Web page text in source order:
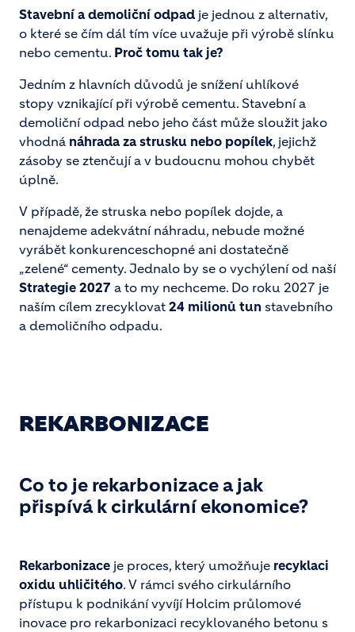
Stavební a demoliční odpad je jednou z alternativ,
o které se čím dál tím více uvažuje při výrobě slínku
nebo cementu. Proč tomu tak je?
Jedním z hlavních důvodů je snížení uhlíkové
stopy vznikající při výrobě cementu. Stavební a
demoliční odpad nebo jeho část může sloužit jako
vhodná náhrada za strusku nebo popílek, jejichž
zásoby se ztenčují a v budoucnu mohou chybět
úplně.
V případě, že struska nebo popílek dojde, a
nenajdeme adekvátní náhradu, nebude možné
vyrábět konkurenceschopné ani dostatečně
„zelené“ cementy. Jednalo by se o vychýlení od naší
Strategie 2027 a to my nechceme. Do roku 2027 je
naším cílem zrecyklovat 24 milionů tun stavebního
a demoličního odpadu.
REKARBONIZACE
Co to je rekarbonizace a jak
přispívá k cirkulární ekonomice?
Rekarbonizace je proces, který umožňuje recyklaci
oxidu uhličitého. V rámci svého cirkulárního
přístupu k podnikání vyvíjí Holcim průlomové
inovace pro rekarbonizaci recyklovaného betonu s